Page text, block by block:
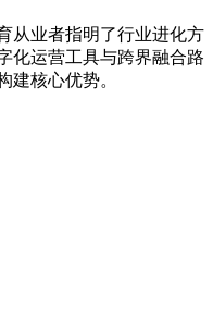
从业者指明了行业进化方
化运营工具与跨界融合路
建核心优势。